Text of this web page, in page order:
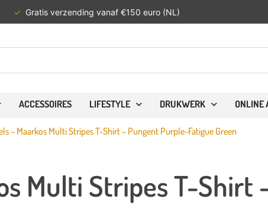
ACCESSOIRES LIFESTYLE DRUKWERK ONLINE
– Maarkos Multi Stripes T-Shirt – Pungent Purple-Fatigue Green
Multi Stripes T-Shirt